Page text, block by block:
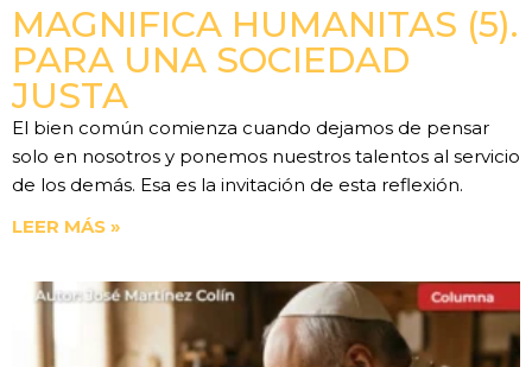
MAGNIFICA HUMANITAS (5).
PARA UNA SOCIEDAD
JUSTA
El bien común comienza cuando dejamos de pensar
solo en nosotros y ponemos nuestros talentos al servicio
de los demás. Esa es la invitación de esta reflexión.
LEER MÁS »